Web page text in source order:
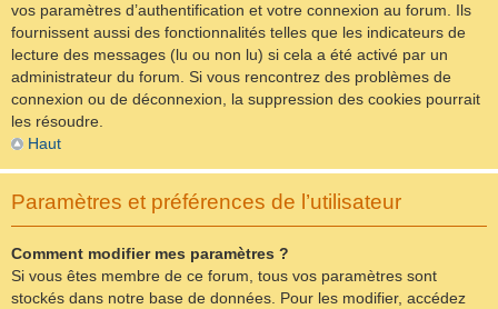
vos paramètres d’authentification et votre connexion au forum. Ils
fournissent aussi des fonctionnalités telles que les indicateurs de
lecture des messages (lu ou non lu) si cela a été activé par un
administrateur du forum. Si vous rencontrez des problèmes de
connexion ou de déconnexion, la suppression des cookies pourrait
les résoudre.
Haut
Paramètres et préférences de l’utilisateur
Comment modifier mes paramètres ?
Si vous êtes membre de ce forum, tous vos paramètres sont
stockés dans notre base de données. Pour les modifier, accédez